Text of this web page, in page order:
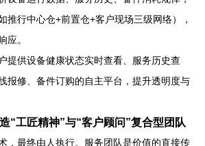
推行中心仓+前置仓+客户现场三级网络），
应。
提供设备健康状态实时查看、服务历史查
报修、备件订购的自主平台，提升透明度与
“工匠精神”与“客户顾问”复合型团队
，最终由人执行。服务团队是价值的直接传